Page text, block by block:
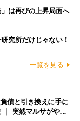
は再びの上昇局面へ
究所だけじゃない！
一覧を見る
債と引き換えに手に
｜ 突然マルサがや…